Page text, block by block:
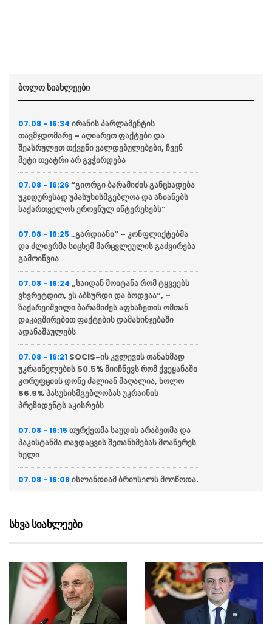
ბოლო სიახლეები
07.08 - 16:34 ირანის პარლამენტის
თავმჯდომარე – აღიარეთ ფაქტები და
შეასრულეთ თქვენი ვალდებულებები, ჩვენ
მეტი თეატრი არ გვჭირდება
07.08 - 16:26 “გიორგი ბარამიძის განცხადება
უკიდურესად უპასუხისმგებლოა და აზიანებს
საქართველოს ეროვნულ ინტერესებს”
07.08 - 16:25 „გარდიანი“ – კონფლიქტებმა
და ძლიერმა სიცხემ მარცვლეულის გაძვირება
გამოიწვია
07.08 - 16:24 „საიდან მოიტანა რომ ტყვეებს
ვხვრეტდით, ეს აბსურდი და ბოდვაა“, –
ზაქარეიშვილი ბარამიძეს აფხაზეთის ომთან
დაკავშირებით ფაქტების დამახინჯებაში
ადანაშაულებს
07.08 - 16:21 SOCIS-ის კვლევის თანახმად
უკრაინელების 50.5% მიიჩნევს რომ ქვეყანაში
კორუფციის დონე ძალიან მაღალია, ხოლო
56.9% პასუხისმგებლობას უკრაინის
პრეზიდენტს აკისრებს
07.08 - 16:15 თურქეთმა საუდის არაბეთმა და
პაკისტანმა თავდაცვის შეთანხმებას მოაწერეს
ხელი
07.08 - 16:08 ისლანდიამ ბრიუსელს მოუწოდა,
07.08 - 15:47საფრანგეთში ტყის ხანძრებთან
07.08 - 15:32თურქეთის სამხედრო-საჰაერო
ძალებმა ესტონეთში ნატო-ს საჰაერო
თავდაცვის განახლებული მისია გადაიბარეს
სხვა სიახლეები